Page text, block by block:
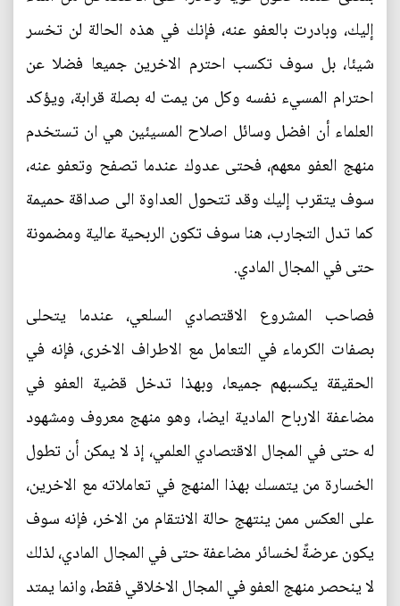
إليك، وبادرت بالعفو عنه، فإنك في هذه الحالة لن تخسر
شيئا، بل سوف تكسب احترم الاخرين جميعا فضلا عن
احترام المسيء نفسه وكل من يمت له بصلة قرابة، ويؤكد
العلماء أن افضل وسائل اصلاح المسيئين هي ان تستخدم
منهج العفو معهم، فحتى عدوك عندما تصفح وتعفو عنه،
سوف يتقرب إليك وقد تتحول العداوة الى صداقة حميمة
كما تدل التجارب، هنا سوف تكون الربحية عالية ومضمونة
حتى في المجال المادي.
فصاحب المشروع الاقتصادي السلعي، عندما يتحلى
بصفات الكرماء في التعامل مع الاطراف الاخرى، فإنه في
الحقيقة يكسبهم جميعا، وبهذا تدخل قضية العفو في
مضاعفة الارباح المادية ايضا، وهو منهج معروف ومشهود
له حتى في المجال الاقتصادي العلمي، إذ لا يمكن أن تطول
الخسارة من يتمسك بهذا المنهج في تعاملاته مع الاخرين،
على العكس ممن ينتهج حالة الانتقام من الاخر، فإنه سوف
يكون عرضةً لخسائر مضاعفة حتى في المجال المادي، لذلك
لا ينحصر منهج العفو في المجال الاخلاقي فقط، وانما يمتد